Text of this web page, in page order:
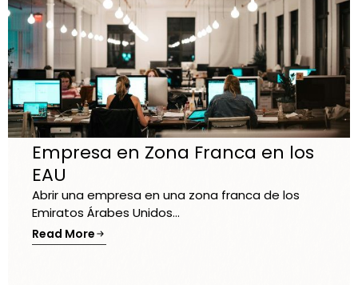
Empresa en Zona Franca en los
EAU
Abrir una empresa en una zona franca de los
Emiratos Árabes Unidos...
Read More